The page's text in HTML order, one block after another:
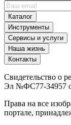
Каталог
Инструменты
Сервисы и услуги
Наша жизнь
Контакты
Свидетельство о
Эл №ФС77-34957
Права на все
портале,